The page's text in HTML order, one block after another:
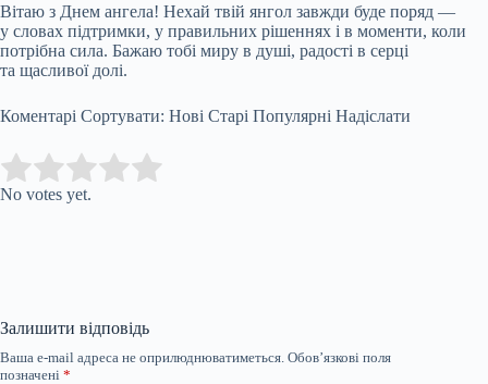
Вітаю з Днем ангела! Нехай твій янгол завжди буде поряд —
у словах підтримки, у правильних рішеннях і в моменти, коли
потрібна сила. Бажаю тобі миру в душі, радості в серці
та щасливої долі.
Коментарі Сортувати: Нові Старі Популярні Надіслати
Rate this item:
No votes yet.
Залишити відповідь
Ваша e-mail адреса не оприлюднюватиметься. Обов’язкові поля
позначені *